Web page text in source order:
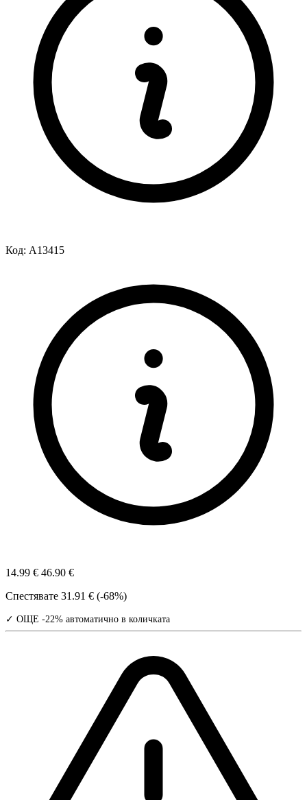
Код: A13415
14.99 € 46.90 €
Спестявате 31.91 € (-68%)
✓ ОЩЕ -22% автоматично в количката